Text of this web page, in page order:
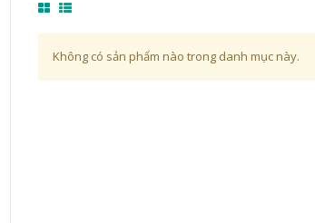
Không có sản phẩm nào trong danh mục này.